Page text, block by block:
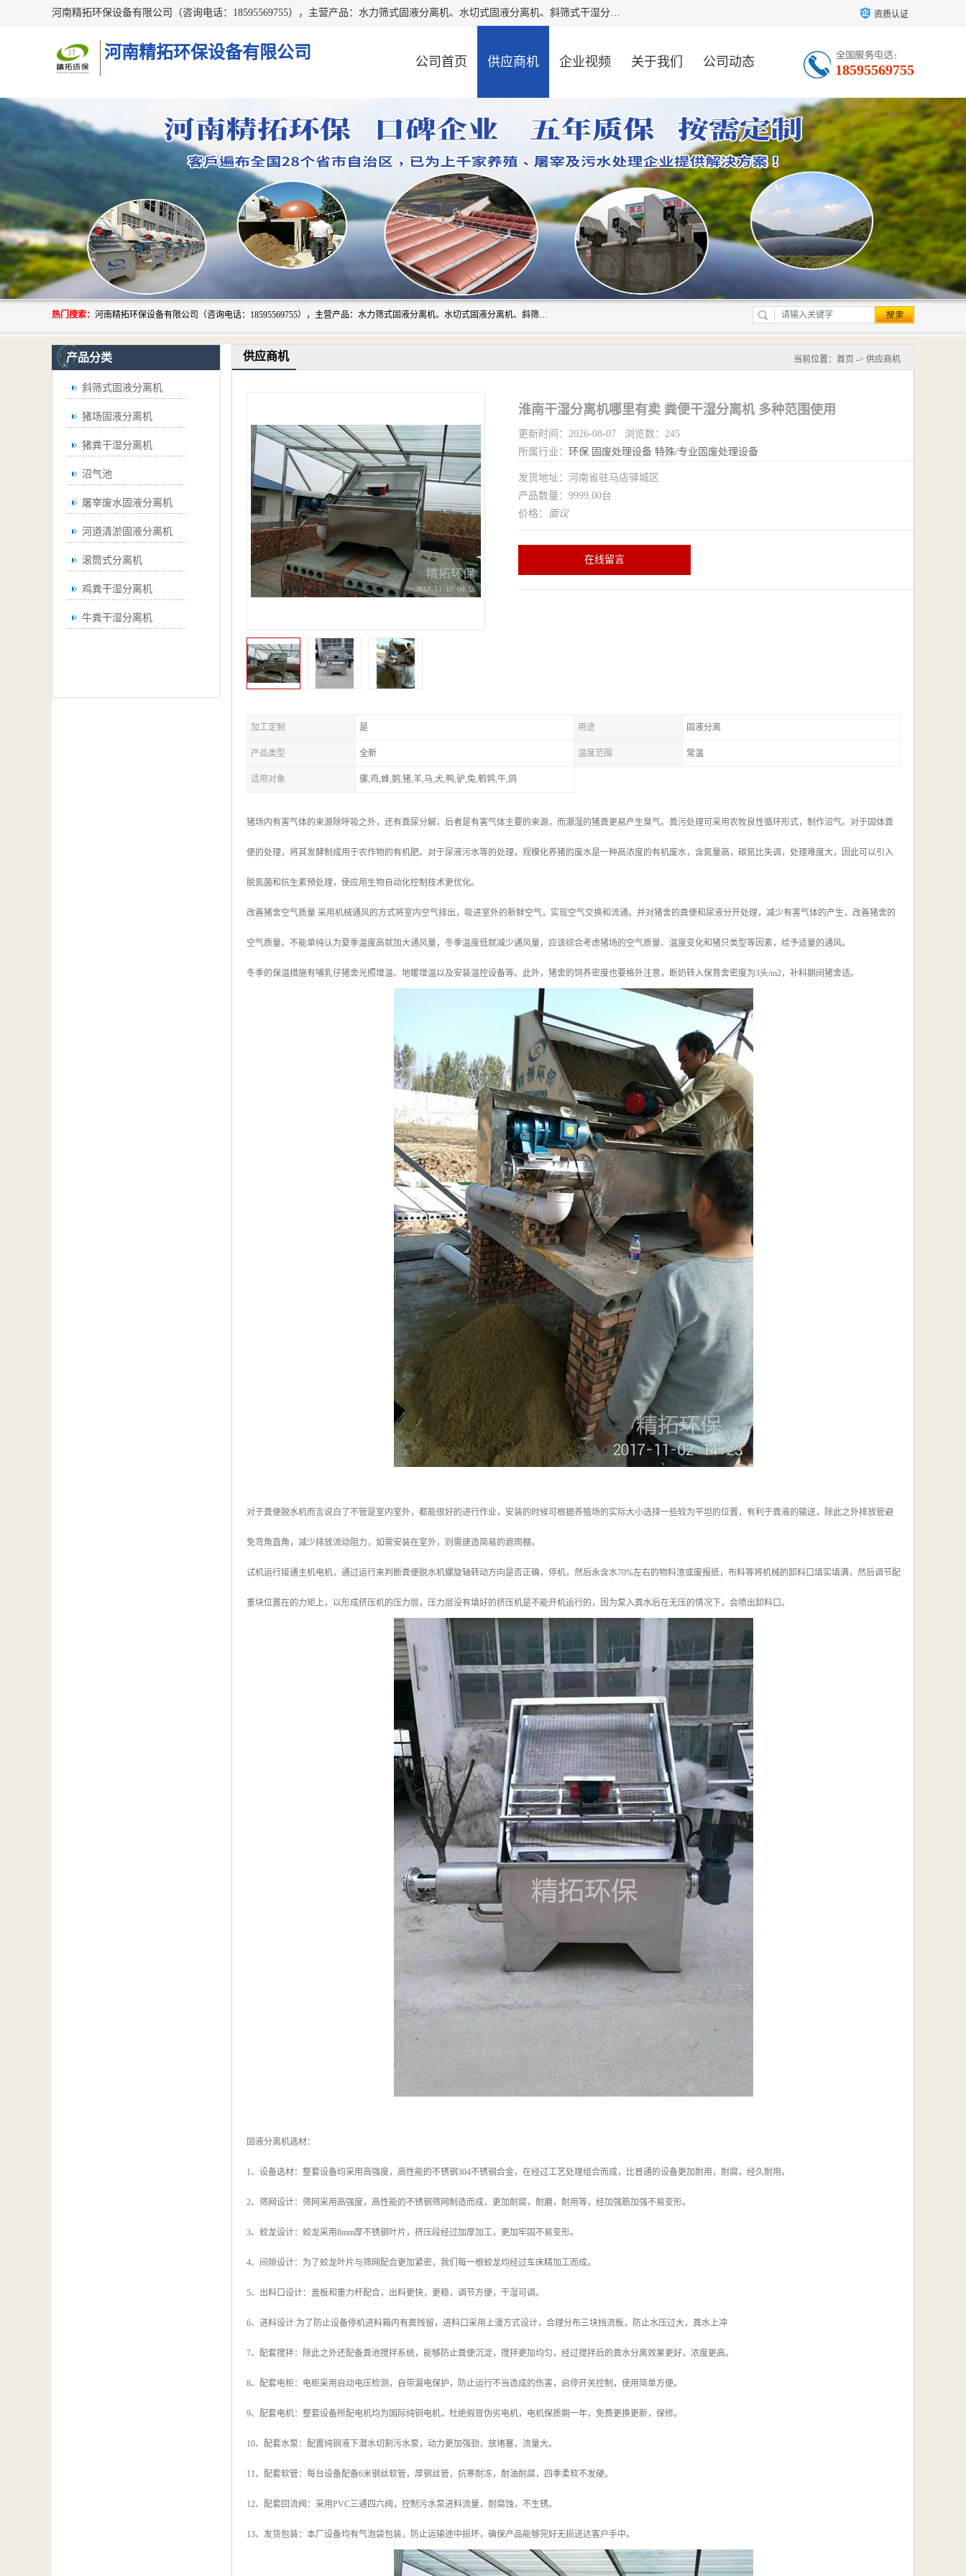
河南精拓环保设备有限公司（咨询电话：18595569755），主营产品：水力筛式固液分离机、水切式固液分离机、斜筛式干湿分离机、养猪场固液分离机、斜筛式固液分离机、屠宰场固液分离机、猪场干湿分离机等。公司从事固液分离设备及配套沼气池的研发、设计、销售与施工，并提供污水处理整体解决方案。 资质认证
河南精拓环保设备有限公司 公司首页 供应商机 企业视频 关于我们 公司动态 18595569755
热门搜索： 河南精拓环保设备有限公司（咨询电话：18595569755），主营产品：水力筛式固液分离机、水切式固液分离机、斜筛式干湿分离机、养猪场固液分离机、斜筛式固液分离机、屠宰场固液分离机、猪场干湿分离机等。公司从事固液分离设备及配套沼气池的研发、设计、销售与施工，并提供污水处理整体解决方案。
产品分类
斜筛式固液分离机
猪场固液分离机
猪粪干湿分离机
沼气池
屠宰废水固液分离机
河道清淤固液分离机
滚筒式分离机
鸡粪干湿分离机
牛粪干湿分离机
供应商机 当前位置： 首页 -> 供应商机
淮南干湿分离机哪里有卖 粪便干湿分离机 多种范围使用
更新时间：2026-08-07 浏览数：245
所属行业： 环保 固废处理设备 特殊/专业固废处理设备
发货地址：河南省驻马店驿城区
产品数量：9999.00台
价格： 面议
在线留言
加工定制 是 用途 固液分离
产品类型 全新 温度范围 常温
适用对象 骡,鸡,蜂,鹅,猪,羊,马,犬,鸭,驴,兔,鹌鹑,牛,鸽
猪场内有害气体的来源除呼吸之外，还有粪尿分解，后者是有害气体主要的来源，而潮湿的猪粪更易产生臭气。粪污处理可采用农牧良性循环形式，制作沼气。对于固体粪
便的处理，将其发酵制成用于农作物的有机肥。对于尿液污水等的处理，规模化养猪的废水是一种高浓度的有机废水，含氮量高，碳氮比失调，处理难度大，因此可以引入
脱氮菌和抗生素预处理，使应用生物自动化控制技术更优化。
改善猪舍空气质量 采用机械通风的方式将室内空气排出，吸进室外的新鲜空气，实现空气交换和流通。并对猪舍的粪便和尿液分开处理，减少有害气体的产生，改善猪舍的
空气质量。不能单纯认为夏季温度高就加大通风量，冬季温度低就减少通风量，应该综合考虑猪场的空气质量、温度变化和猪只类型等因素，给予适量的通风。
冬季的保温措施有哺乳仔猪舍光照增温、地暖增温以及安装温控设备等。此外，猪舍的饲养密度也要格外注意，断奶转入保育舍密度为3头/m2，补料期间猪舍适。
对于粪便脱水机而言说白了不管是室内室外，都能很好的进行作业，安装的时候可根据养殖场的实际大小选择一些较为平坦的位置，有利于粪液的输送，除此之外排放管避
免弯角直角，减少排放流动阻力，如需安装在室外，则需建造简易的遮雨棚，
试机运行接通主机电机，通过运行来判断粪便脱水机螺旋轴转动方向是否正确，停机，然后永含水70%左右的物料渣或废报纸，布料等将机械的卸料口填实填满，然后调节配
重块位置在的力矩上，以形成挤压机的压力层，压力层没有填好的挤压机是不能开机运行的，因为泵入粪水后在无压的情况下，会喷出卸料口。
固液分离机选材：
1、设备选材：整套设备均采用高强度，高性能的不锈钢304不锈钢合金，在经过工艺处理组合而成，比普通的设备更加耐用，耐腐，经久耐用。
2、筛网设计：筛网采用高强度，高性能的不锈钢筛网制造而成，更加耐腐，耐磨，耐用等，经加强筋加强不易变形。
3、蛟龙设计：蛟龙采用8mm厚不锈钢叶片，挤压段经过加厚加工，更加牢固不易变形。
4、间隙设计：为了蛟龙叶片与筛网配合更加紧密，我们每一根蛟龙均经过车床精加工而成。
5、出料口设计：盖板和重力杆配合，出料更快，更稳，调节方便，干湿可调。
6、进料设计:为了防止设备停机进料箱内有粪残留，进料口采用上漫方式设计，合理分布三块挡流板，防止水压过大，粪水上冲
7、配套搅拌：除此之外还配备粪池搅拌系统，能够防止粪便沉淀，搅拌更加均匀，经过搅拌后的粪水分离效果更好，浓度更高。
8、配套电柜：电柜采用自动电压检测，自带漏电保护，防止运行不当造成的伤害，启停开关控制，使用简单方便。
9、配套电机：整套设备所配电机均为国际纯铜电机，杜绝假冒伪劣电机，电机保质期一年，免费更换更新，保修。
10、配套水泵：配置纯铜液下潜水切割污水泵，动力更加强劲，放堵塞，流量大。
11、配套软管：每台设备配备6米钢丝软管，厚钢丝管，抗寒耐冻，耐油耐腐，四季柔软不发硬。
12、配套回流阀：采用PVC三通四六阀，控制污水泵进料流量，耐腐蚀，不生锈。
13、发货包装：本厂设备均有气泡袋包装，防止运输途中损坏，确保产品能够完好无损送达客户手中。